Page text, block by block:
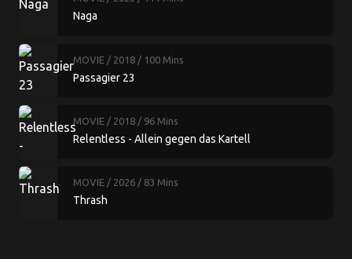
Naga
MOVIE / 2018 / 100 Mins
Passagier 23
MOVIE / 2018 / 96 Mins
Relentless - Allein gegen das Kartell
MOVIE / 2026 / 83 Mins
Thrash